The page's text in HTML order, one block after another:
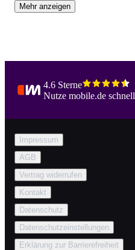
Mehr anzeigen
4.6 Sterne
Nutze mobile.de
Impressum
AGB
Vertrag widerrufen
Kontakt
Datenschutz
Datenschutzeinstellungen
Erklärung zur Barrierefreiheit